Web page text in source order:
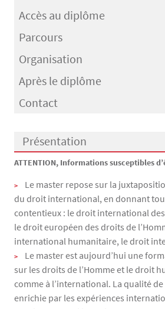
Accès au diplôme
Parcours
Organisation
Après le diplôme
Contact
Présentation
Présentation
ATTENTION, Informations susceptibles
Le master repose sur la
du droit international, en donnant
contentieux : le droit international
le droit européen des droits de
international humanitaire, le droit
Le master est aujourd’hui une
sur les droits de l’Homme et le droit
comme à l’international. La qualité
enrichie par les expériences